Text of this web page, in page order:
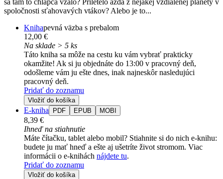
spoločnosti sťahovavých vtákov? Alebo je to...
Knihapevná väzba s prebalom
12,00 €
Na sklade > 5 ks
Táto kniha sa môže na cestu ku vám vybrať prakticky
okamžite! Ak si ju objednáte do 13:00 v pracovný deň,
odošleme vám ju ešte dnes, inak najneskôr nasledujúci
pracovný deň.
Pridať do zoznamu
Vložiť do košíka
E-kniha PDF EPUB MOBI
8,39 €
Ihneď na stiahnutie
Máte čítačku, tablet alebo mobil? Stiahnite si do nich e-knihu:
budete ju mať hneď a ešte aj ušetríte život stromom. Viac
informácii o e-knihách nájdete tu.
Pridať do zoznamu
Vložiť do košíka